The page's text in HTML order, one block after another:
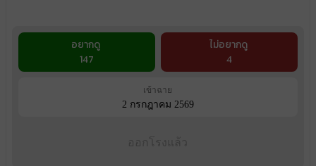
อยากดู
147
ไม่อยากดู
4
เข้าฉาย
2 กรกฎาคม 2569